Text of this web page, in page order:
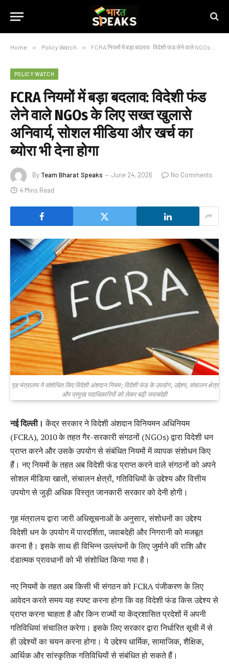
Home » Policy Watch » FCRA नियमों में बड़ा बदलाव: विदेशी फंड लेने वाले NGOs के लिए सख्त खुलासे अनिवार्य, सोशल मीडिया और खर्च का ब्योरा भी देना होगा
POLICY WATCH
FCRA नियमों में बड़ा बदलाव: विदेशी फंड
लेने वाले NGOs के लिए सख्त खुलासे
अनिवार्य, सोशल मीडिया और खर्च का
ब्योरा भी देना होगा
By Team Bharat Speaks June 24, 2026
No Comments
4 Mins Read
गृह मंत्रालय ने संशोधित किए विदेशी अंशदान नियम; विदेशी फंड के उपयोग, उद्देश्य, संचालन क्षेत्र
और प्रमुख पदाधिकारियों को लेकर बढ़ी जवाबदेही
नई दिल्ली। केंद्र सरकार ने विदेशी अंशदान विनियमन अधिनियम
(FCRA), 2010 के तहत गैर-सरकारी संगठनों (NGOs) द्वारा विदेशी धन
प्राप्त करने और उसके उपयोग से संबंधित नियमों में व्यापक संशोधन किए
हैं। नए नियमों के तहत अब विदेशी फंड प्राप्त करने वाले संगठनों को अपने
सोशल मीडिया खातों, संचालन क्षेत्रों, गतिविधियों के उद्देश्य और वित्तीय
उपयोग से जुड़ी अधिक विस्तृत जानकारी सरकार को देनी होगी।
गृह मंत्रालय द्वारा जारी अधिसूचनाओं के अनुसार, संशोधनों का उद्देश्य
विदेशी धन के उपयोग में पारदर्शिता, जवाबदेही और निगरानी को मजबूत
करना है। इसके साथ ही विभिन्न उल्लंघनों के लिए जुर्माने की राशि और
दंडात्मक प्रावधानों को भी संशोधित किया गया है।
नए नियमों के तहत अब किसी भी संगठन को FCRA पंजीकरण के लिए
आवेदन करते समय यह स्पष्ट करना होगा कि वह विदेशी फंड किस उद्देश्य से
प्राप्त करना चाहता है और किन राज्यों या केंद्रशासित प्रदेशों में अपनी
गतिविधियां संचालित करेगा। इसके लिए सरकार द्वारा निर्धारित सूची में से
ही उद्देश्यों का चयन करना होगा। ये उद्देश्य धार्मिक, सामाजिक, शैक्षिक,
आर्थिक और सांस्कृतिक गतिविधियों से संबंधित हो सकते हैं।